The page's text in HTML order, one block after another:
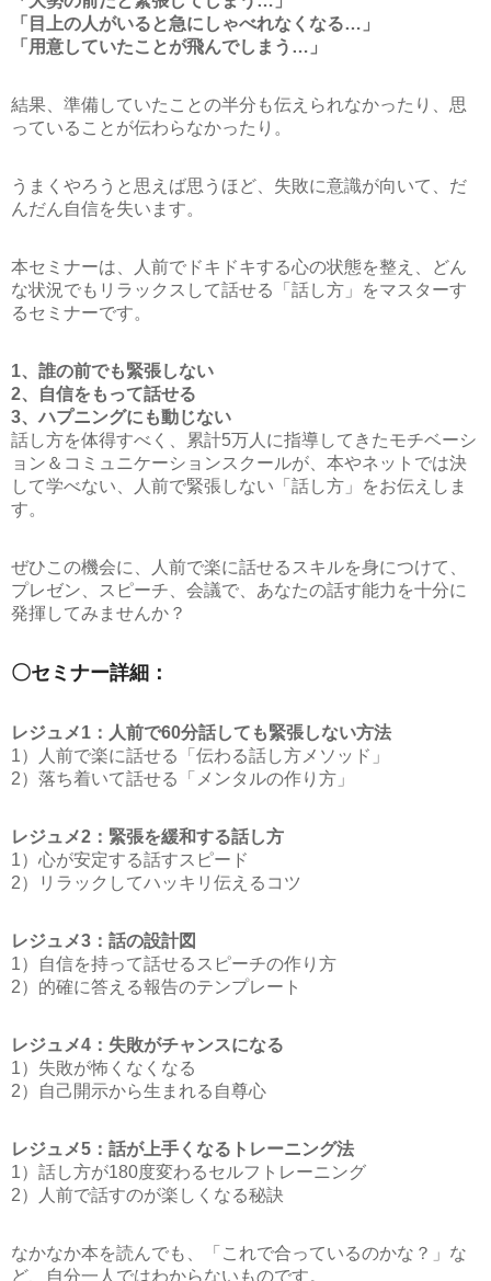
「目上の人がいると急にしゃべれなくなる…」
「用意していたことが飛んでしまう…」
結果、準備していたことの半分も伝えられなかったり、思
っていることが伝わらなかったり。
うまくやろうと思えば思うほど、失敗に意識が向いて、だ
んだん自信を失います。
本セミナーは、人前でドキドキする心の状態を整え、どん
な状況でもリラックスして話せる「話し方」をマスターす
るセミナーです。
1、誰の前でも緊張しない
2、自信をもって話せる
3、ハプニングにも動じない
話し方を体得すべく、累計5万人に指導してきたモチベーシ
ョン＆コミュニケーションスクールが、本やネットでは決
して学べない、人前で緊張しない「話し方」をお伝えしま
す。
ぜひこの機会に、人前で楽に話せるスキルを身につけて、
プレゼン、スピーチ、会議で、あなたの話す能力を十分に
発揮してみませんか？
〇セミナー詳細：
レジュメ1：人前で60分話しても緊張しない方法
1）人前で楽に話せる「伝わる話し方メソッド」
2）落ち着いて話せる「メンタルの作り方」
レジュメ2：緊張を緩和する話し方
1）心が安定する話すスピード
2）リラックしてハッキリ伝えるコツ
レジュメ3：話の設計図
1）自信を持って話せるスピーチの作り方
2）的確に答える報告のテンプレート
レジュメ4：失敗がチャンスになる
1）失敗が怖くなくなる
2）自己開示から生まれる自尊心
レジュメ5：話が上手くなるトレーニング法
1）話し方が180度変わるセルフトレーニング
2）人前で話すのが楽しくなる秘訣
なかなか本を読んでも、「これで合っているのかな？」な
ど、自分一人ではわからないものです。